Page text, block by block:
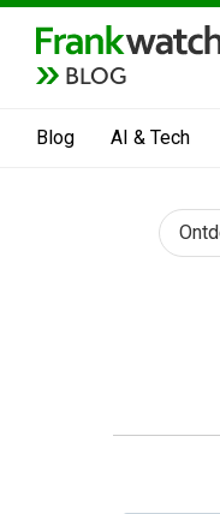
BLOG
Blog AI & Tech